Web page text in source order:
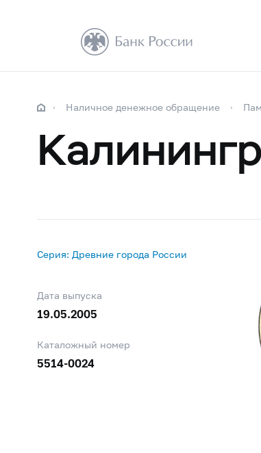
Наличное денежное обращение
Серия: Древние города России
Дата выпуска
19.05.2005
Каталожный номер
5514-0024